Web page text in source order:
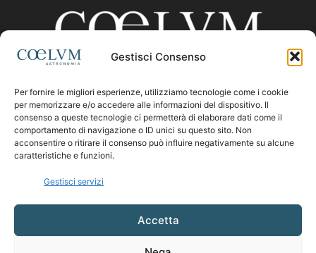
Gestisci Consenso
Per fornire le migliori esperienze, utilizziamo tecnologie come i cookie
per memorizzare e/o accedere alle informazioni del dispositivo. Il
consenso a queste tecnologie ci permetterà di elaborare dati come il
comportamento di navigazione o ID unici su questo sito. Non
acconsentire o ritirare il consenso può influire negativamente su alcune
caratteristiche e funzioni.
Gestisci servizi
Accetta
CHI SIAMO
Contattaci:coelumastro@coelum.com